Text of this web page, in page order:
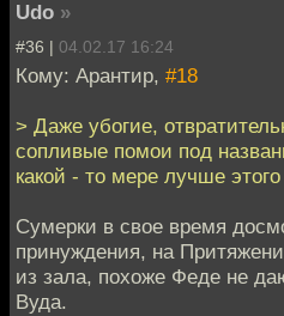
Udo »
#36 | 04.02.17 16:24
Кому: Арантир, #18
> Даже убогие,
сопливые помои под
какой - то мере лучше
Сумерки в свое время
принуждения, на
из зала, похоже Феде не
Вуда.